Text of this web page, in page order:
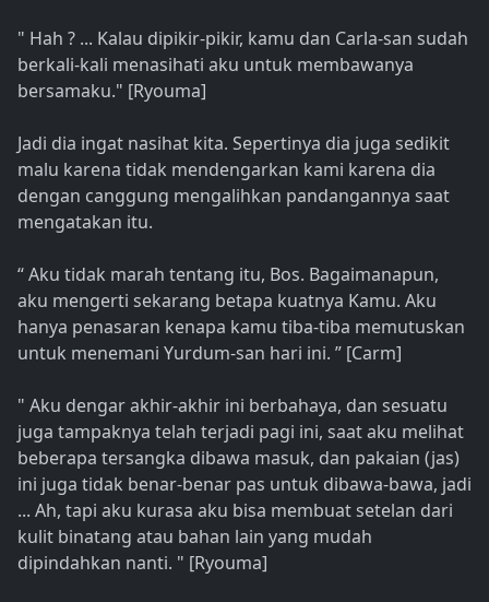
" Hah ? ... Kalau dipikir-pikir, kamu dan Carla-san sudah
berkali-kali menasihati aku untuk membawanya
bersamaku." [Ryouma]
Jadi dia ingat nasihat kita. Sepertinya dia juga sedikit
malu karena tidak mendengarkan kami karena dia
dengan canggung mengalihkan pandangannya saat
mengatakan itu.
“ Aku tidak marah tentang itu, Bos. Bagaimanapun,
aku mengerti sekarang betapa kuatnya Kamu. Aku
hanya penasaran kenapa kamu tiba-tiba memutuskan
untuk menemani Yurdum-san hari ini. ” [Carm]
" Aku dengar akhir-akhir ini berbahaya, dan sesuatu
juga tampaknya telah terjadi pagi ini, saat aku melihat
beberapa tersangka dibawa masuk, dan pakaian (jas)
ini juga tidak benar-benar pas untuk dibawa-bawa, jadi
... Ah, tapi aku kurasa aku bisa membuat setelan dari
kulit binatang atau bahan lain yang mudah
dipindahkan nanti. " [Ryouma]